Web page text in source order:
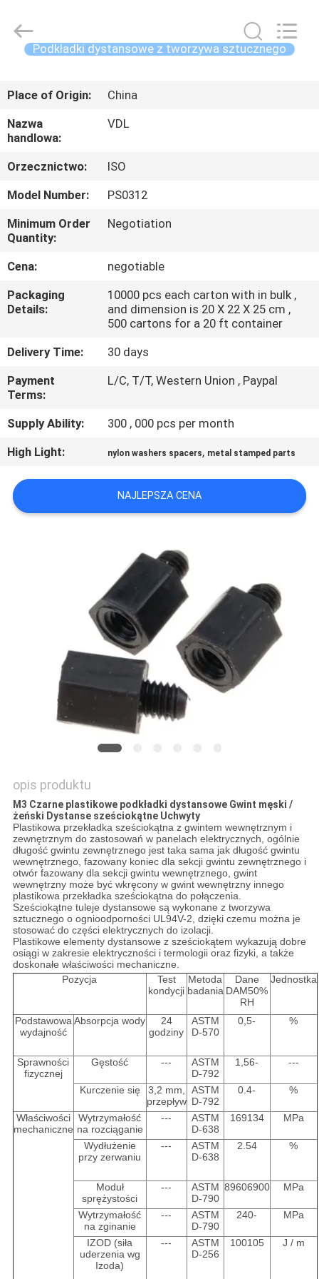
PRODUKTY
O
NAS
WYCIECZKA
PO
FABRYCE
JAKOŚCI
SITEMAP
PRIVACY
LTD.
Reserved.
Podkładki dystansowe z tworzywa sztucznego
Place of Origin:
China
Nazwa
handlowa:
VDL
Orzecznictwo:
ISO
Model Number:
PS0312
Minimum Order
Quantity:
Negotiation
Cena:
negotiable
Packaging
Details:
10000 pcs each carton with in bulk ,
and dimension is 20 X 22 X 25 cm ,
500 cartons for a 20 ft container
Delivery Time:
30 days
Payment
Terms:
L/C, T/T, Western Union , Paypal
Supply Ability:
300 , 000 pcs per month
High Light:
nylon washers spacers, metal stamped parts
NAJLEPSZA CENA
opis produktu
M3 Czarne plastikowe podkładki dystansowe Gwint męski /
żeński Dystanse sześciokątne Uchwyty
Plastikowa przekładka sześciokątna z gwintem wewnętrznym i
zewnętrznym do zastosowań w panelach elektrycznych, ogólnie
długość gwintu zewnętrznego jest taka sama jak długość gwintu
wewnętrznego, fazowany koniec dla sekcji gwintu zewnętrznego i
otwór fazowany dla sekcji gwintu wewnętrznego, gwint
wewnętrzny może być wkręcony w gwint wewnętrzny innego
plastikowa przekładka sześciokątna do połączenia.
Sześciokątne tuleje dystansowe są wykonane z tworzywa
sztucznego o ognioodporności UL94V-2, dzięki czemu można je
stosować do części elektrycznych do izolacji.
Plastikowe elementy dystansowe z sześciokątem wykazują dobre
osiągi w zakresie elektryczności i termologii oraz fizyki, a także
doskonałe właściwości mechaniczne.
Pozycja
Test
kondycji
Metoda
badania
Dane
DAM50%
RH
Jednostka
Podstawowa
wydajność
Absorpcja wody
24
godziny
ASTM
D-570
0,5- %
Sprawności
fizycznej
Gęstość ---
ASTM
D-792
1,56- ---
Kurczenie się
3,2 mm,
przepływ
ASTM
D-792
0.4- %
Właściwości
mechaniczne
Wytrzymałość
na rozciąganie
---
ASTM
D-638
169134 MPa
Wydłużenie
przy zerwaniu
---
ASTM
D-638
2.54 %
Moduł
sprężystości
---
ASTM
D-790
89606900 MPa
Wytrzymałość
na zginanie
---
ASTM
D-790
240- MPa
IZOD (siła
uderzenia wg
Izoda)
---
ASTM
D-256
100105 J / m